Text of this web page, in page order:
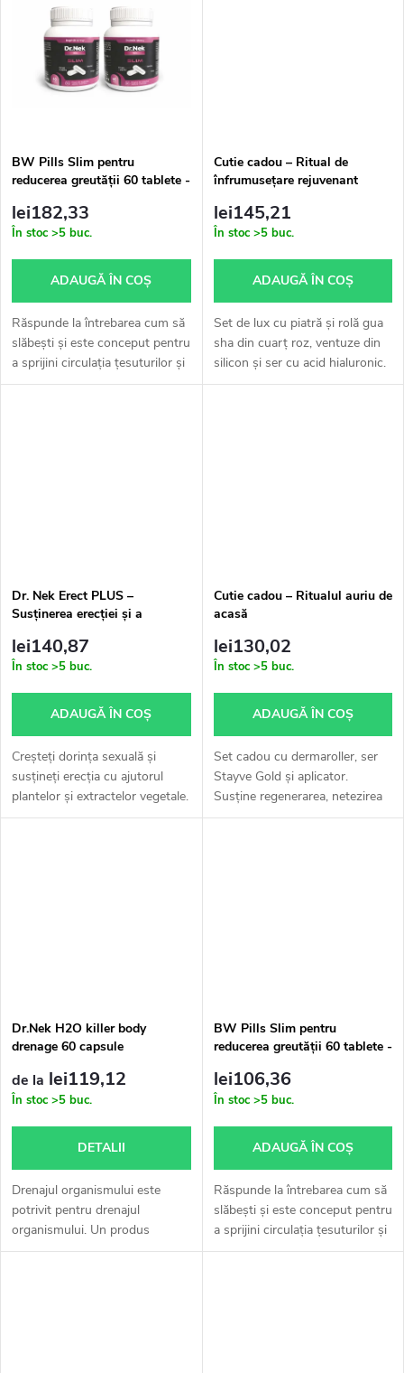
s
u
l
i
BW Pills Slim pentru
reducerea greutății 60 tablete -
lei182,33
În stoc >5 buc.
ADAUGĂ ÎN COŞ
Răspunde la întrebarea cum să
slăbești și este conceput pentru
a sprijini circulația țesuturilor și
a reduce greutatea corporală.
Cutie cadou – Ritual de
înfrumusețare rejuvenant
lei145,21
În stoc >5 buc.
ADAUGĂ ÎN COŞ
Set de lux cu piatră și rolă gua
sha din cuarț roz, ventuze din
silicon și ser cu acid hialuronic.
Tonifică, iluminează și
Dr. Nek Erect PLUS –
Susținerea erecției și a
lei140,87
În stoc >5 buc.
ADAUGĂ ÎN COŞ
Creșteți dorința sexuală și
susțineți erecția cu ajutorul
plantelor și extractelor vegetale.
Erect PLUS este un mic miracol
Cutie cadou – Ritualul auriu de
acasă
lei130,02
În stoc >5 buc.
ADAUGĂ ÎN COŞ
Set cadou cu dermaroller, ser
Stayve Gold și aplicator.
Susține regenerarea, netezirea
și luminozitatea pielii cu o
Dr.Nek H2O killer body
drenage 60 capsule
de la lei119,12
În stoc >5 buc.
DETALII
Drenajul organismului este
potrivit pentru drenajul
organismului. Un produs
original pentru îngrijirea
BW Pills Slim pentru
reducerea greutății 60 tablete -
lei106,36
În stoc >5 buc.
ADAUGĂ ÎN COŞ
Răspunde la întrebarea cum să
slăbești și este conceput pentru
a sprijini circulația țesuturilor și
a reduce greutatea corporală.